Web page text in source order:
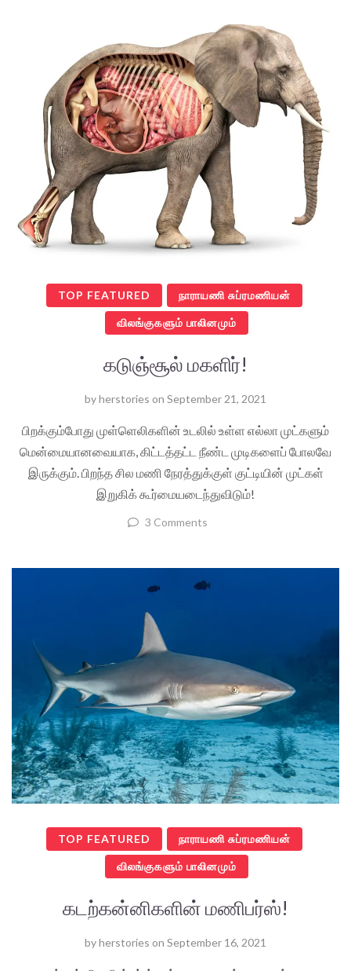
TOP FEATURED நாராயணி சுப்ரமணியன்
விலங்குகளும் பாலினமும்
கடுஞ்சூல் மகளிர்!
byherstories on September 21, 2021
பிறக்கும்போது முள்ளெலிகளின் உடலில் உள்ள எல்லா முட்களும்
மென்மையானவையாக, கிட்டத்தட்ட நீண்ட முடிகளைப் போலவே
இருக்கும். பிறந்த சில மணி நேரத்துக்குள் குட்டியின் முட்கள்
இறுகிக் கூர்மையடைந்துவிடும்!
3 Comments
TOP FEATURED நாராயணி சுப்ரமணியன்
விலங்குகளும் பாலினமும்
கடற்கன்னிகளின் மணிபர்ஸ்!
byherstories on September 16, 2021